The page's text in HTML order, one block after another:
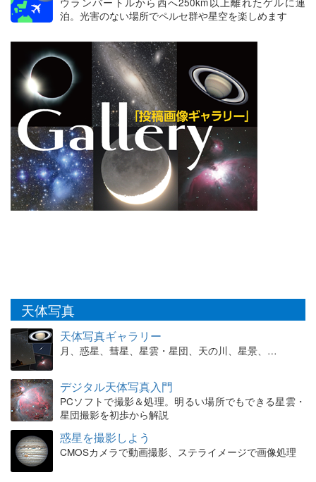
泊。光害のない場所でペルセ群や星空を楽しめます
天体写真
天体写真ギャラリー
月、惑星、彗星、星雲・星団、天の川、星景、…
デジタル天体写真入門
PCソフトで撮影＆処理。明るい場所でもできる星雲・
星団撮影を初歩から解説
惑星を撮影しよう
CMOSカメラで動画撮影、ステライメージで画像処理